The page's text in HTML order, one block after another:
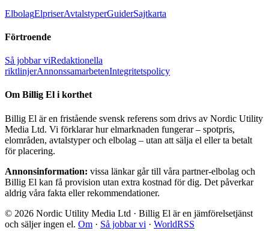
ElbolagElpriserAvtalstyperGuiderSajtkarta
Förtroende
Så jobbar viRedaktionella
riktlinjerAnnonssamarbetenIntegritetspolicy
Om Billig El i korthet
Billig El är en fristående svensk referens som drivs av Nordic Utility
Media Ltd. Vi förklarar hur elmarknaden fungerar – spotpris,
elområden, avtalstyper och elbolag – utan att sälja el eller ta betalt
för placering.
Annonsinformation: vissa länkar går till våra partner-elbolag och
Billig El kan få provision utan extra kostnad för dig. Det påverkar
aldrig våra fakta eller rekommendationer.
© 2026 Nordic Utility Media Ltd · Billig El är en jämförelsetjänst
och säljer ingen el. Om · Så jobbar vi · WorldRSS